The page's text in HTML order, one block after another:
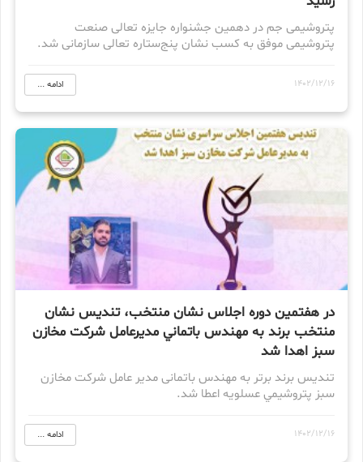
پتروشیمی جم در دهمین جشنواره جایزه تعالی صنعت
پتروشیمی موفق به کسب نشان پنج‌ستاره تعالی سازمانی شد.
1402/12/16 ادامه ...
در هفتمين دوره اجلاس نشان منتخب، تندیس نشان
منتخب برند به مهندس باتماني مدیرعامل شرکت مخازن
سبز اهدا شد
تندیس برند برتر به مهندس باتمانى مدير عامل شركت مخازن
سبز پتروشيمي عسلويه اعطا شد.
1402/12/16 ادامه ...